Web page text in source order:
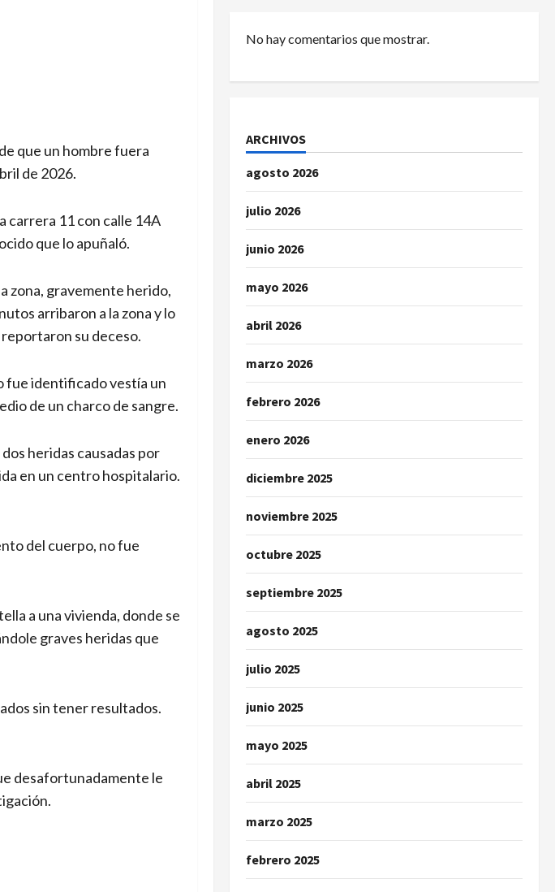
que un hombre fuera
de 2026.
carrera 11 con calle 14A
que lo apuñaló.
zona, gravemente herido,
arribaron a la zona y lo
su deceso.
fue identificado vestía un
de un charco de sangre.
heridas causadas por
en un centro hospitalario.
del cuerpo, no fue
a una vivienda, donde se
graves heridas que
sin tener resultados.
desafortunadamente le
No hay comentarios que mostrar.
ARCHIVOS
agosto 2026
julio 2026
junio 2026
mayo 2026
abril 2026
marzo 2026
febrero 2026
enero 2026
diciembre 2025
noviembre 2025
octubre 2025
septiembre 2025
agosto 2025
julio 2025
junio 2025
mayo 2025
abril 2025
marzo 2025
febrero 2025